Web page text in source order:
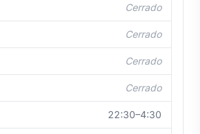
Cerrado
Cerrado
Cerrado
Cerrado
22:30–4:30